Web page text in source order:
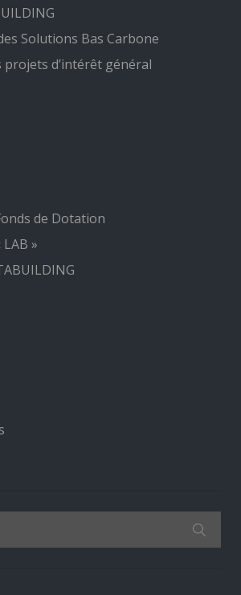
Solutions Bas Carbone
projets d’intérêt général
de Dotation
»